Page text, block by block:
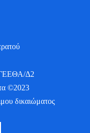
ΓΕΕΘΑ/Δ2
©2023
δικαιώματος